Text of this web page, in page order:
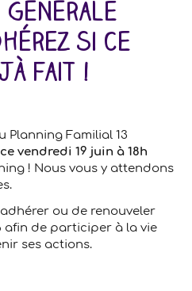
générale
si ce
fait !
Planning Familial 13
ce vendredi 19 juin à 18h
! Nous vous y attendons
ou de renouveler
afin de participer à la vie
ses actions.